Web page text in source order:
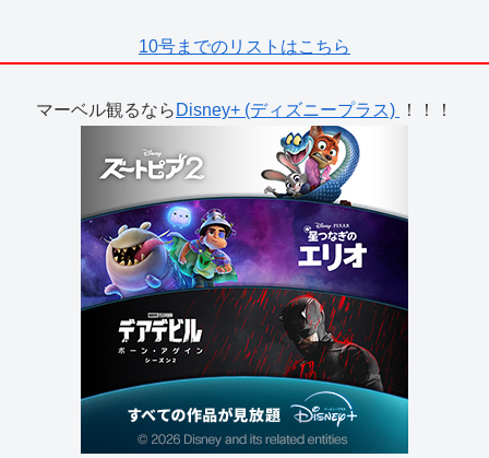
10号までのリストはこちら
マーベル観るなら Disney+ (ディズニープラス) ！！！